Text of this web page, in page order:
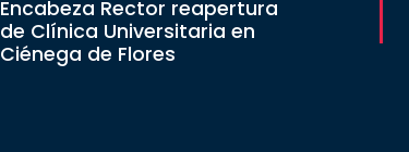
Encabeza Rector reapertura
de Clínica Universitaria en
Ciénega de Flores